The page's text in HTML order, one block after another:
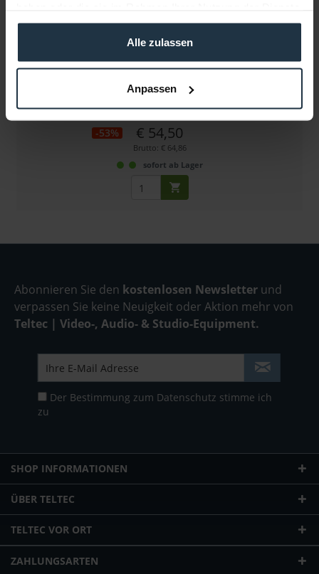
gesammelt haben.
Alle zulassen
Anpassen
LensGear, Micro 52 - 59 mm
-53% € 54,50
Brutto: € 64,86
sofort ab Lager
Abonnieren Sie den kostenlosen Newsletter und
verpassen Sie keine Neuigkeit oder Aktion mehr von
Teltec | Video-, Audio- & Studio-Equipment.
Der Bestimmung zum Datenschutz stimme ich
zu
SHOP INFORMATIONEN
ÜBER TELTEC
TELTEC VOR ORT
ZAHLUNGSARTEN